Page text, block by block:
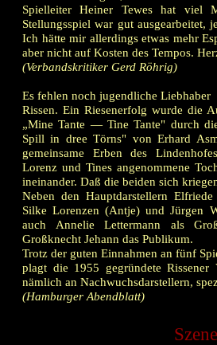
Spielleiter Heiner Tewes hat viel
Stellungsspiel war gut ausgearbeitet,
Ich hätte mir allerdings etwas mehr
aber nicht auf Kosten des Tempos.
(Verbandskritiker Gerd Röhrig)
Es fehlen noch jugendliche Liebhaber
Rissen. Ein Riesenerfolg wurde die
„Mine Tante — Tine Tante" durch
Spill in dree Törns" von Erhard
gemeinsame Erben des
Lorenz und Tines angenommene
ineinander. Daß die beiden sich
Neben den Hauptdarstellern
Silke Lorenzen (Antje) und Jürgen
auch Annelie Lettermann als
Großknecht Jehann das Publikum.
Trotz der guten Einnahmen an fünf
plagt die 1955 gegründete
nämlich an Nachwuchsdarstellern,
(Hamburger Abendblatt)